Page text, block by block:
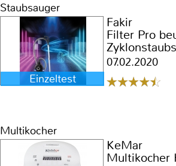
Staubsauger
Einzeltest
Fakir
Filter Pro
07.02.2020
Multikocher
KeMar
Multikocher